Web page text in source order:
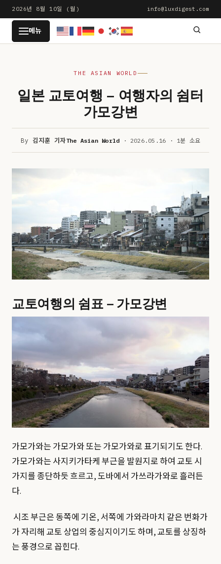
문
로
2026년 8월 10일 (월) info@luxdigest.com
LUXDIGEST
메뉴
THE ASIAN WORLD
일본 교토여행 – 여행자의 쉼터
가모강변
By 김지훈 기자The Asian World · 2026.05.16 · 1분 소요
교토여행의 쉼표 – 가모강변
가모가와는 가모가와 또는 가모가와로 표기되기도 한다.
가모가와는 사지키가타케 부근을 발원지로 하여 교토 시
가지를 종단하듯 흐르고, 도바에서 가쓰라가와로 흘러든
다.
시조 부근은 동쪽에 기온, 서쪽에 가와라마치 같은 번화가
가 자리해 교토 상업의 중심지이기도 하며, 교토를 상징하
는 풍경으로 꼽힌다.